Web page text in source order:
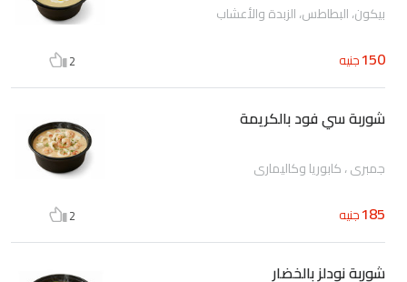
بيكون، البطاطس، الزبدة والأعشاب
150جنيه 2
شوربة سي فود بالكريمة
جمبري ، كابوريا وكاليماري
185جنيه 2
شوربة نودلز بالخضار